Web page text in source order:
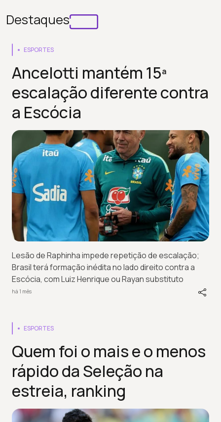
Destaques
ESPORTES
Ancelotti mantém 15ª
escalação diferente contra
a Escócia
Lesão de Raphinha impede repetição de escalação;
Brasil terá formação inédita no lado direito contra a
Escócia, com Luiz Henrique ou Rayan substituto
há 1 mês
ESPORTES
Quem foi o mais e o menos
rápido da Seleção na
estreia, ranking